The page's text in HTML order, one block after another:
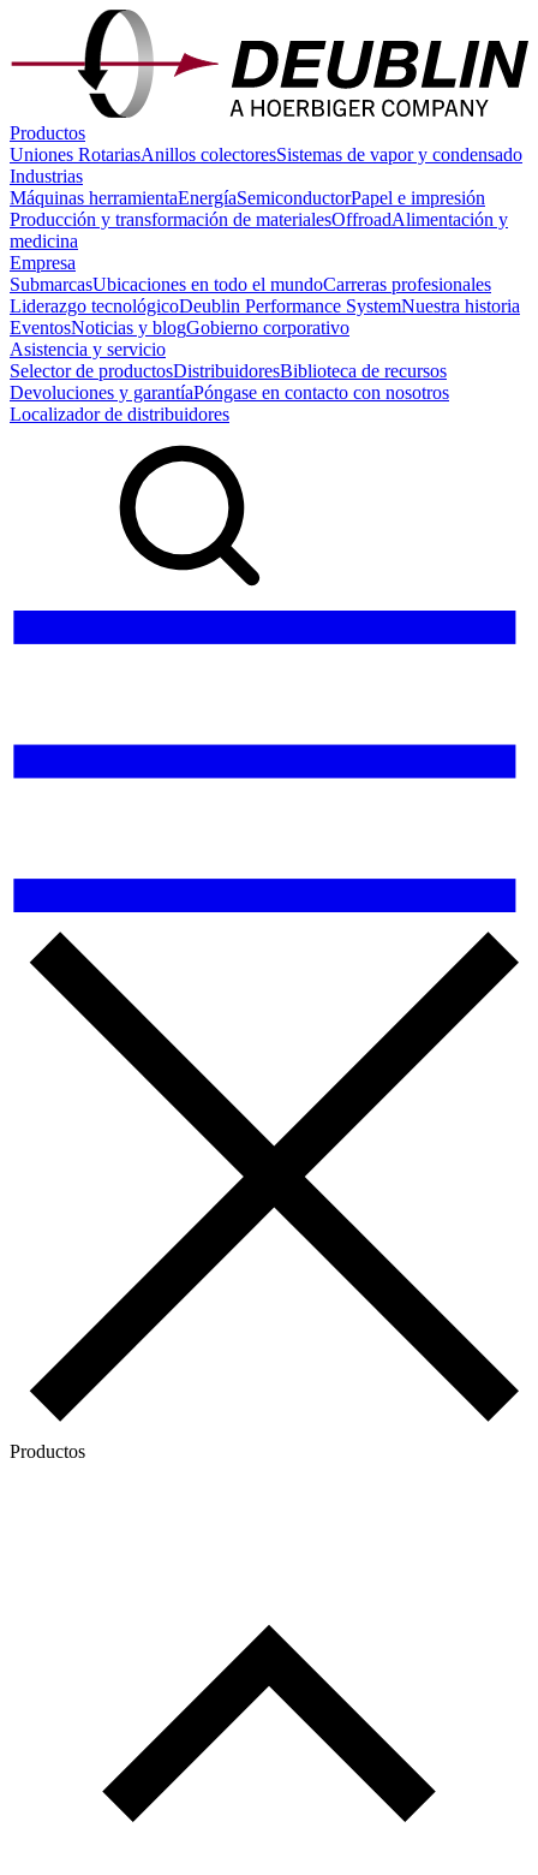
Productos
Uniones RotariasAnillos colectoresSistemas de vapor y condensado
Industrias
Máquinas herramientaEnergíaSemiconductorPapel e impresión
Producción y transformación de materialesOffroadAlimentación y
medicina
Empresa
SubmarcasUbicaciones en todo el mundoCarreras profesionales
Liderazgo tecnológicoDeublin Performance SystemNuestra historia
EventosNoticias y blogGobierno corporativo
Asistencia y servicio
Selector de productosDistribuidoresBiblioteca de recursos
Devoluciones y garantíaPóngase en contacto con nosotros
Localizador de distribuidores
Productos